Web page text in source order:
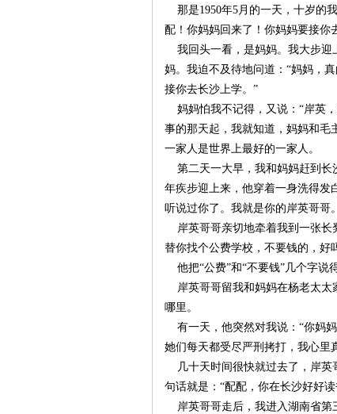
那是1950年5月的一天，十岁的
配！你妈妈回来了！你妈妈要接你
我回头一看，是妈妈。我大步迎
妈。我迫不及待地问道：“妈妈，
接你去长沙上学。”
妈妈怕我不记得，又说：“岸英
事的那天起，我就知道，妈妈和毛
一家人是世界上最好的一家人。
第二天一大早，我和妈妈赶到长
年疾步迎上来，他穿着一身洗得发
听说过你了。我就是你的岸英哥哥
岸英哥哥亲切地牵着我到一张长
替你找个公费学校，不要钱的，好
他把“公费”和“不要钱”几个字说
岸英哥哥留我和妈妈在杨老太太
哪里。
有一天，他突然对我说：“你妈
她们每天都受尽严刑拷打，我心里
几十天时间很快就过去了，岸英
句话就是：“配配，你在长沙好好
岸英哥哥走后，我进入湖南省第